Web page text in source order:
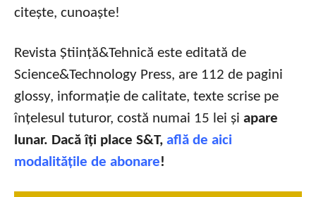
citește, cunoaște!
Revista Știință&Tehnică este editată de
Science&Technology Press, are 112 de pagini
glossy, informație de calitate, texte scrise pe
înțelesul tuturor, costă numai 15 lei și apare
lunar. Dacă îți place S&T, află de aici
modalitățile de abonare!